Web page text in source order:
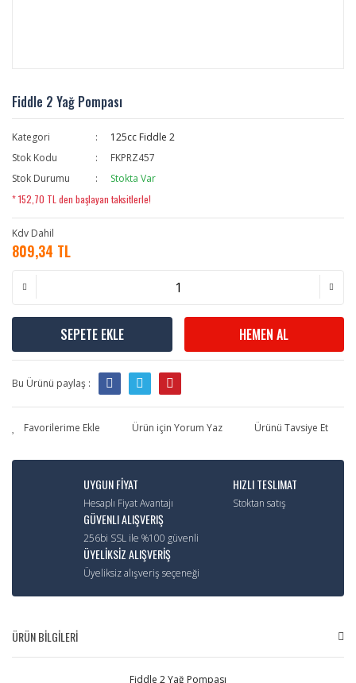
Fiddle 2 Yağ Pompası
Kategori
125cc Fiddle 2
Stok Kodu
FKPRZ457
Stok Durumu
Stokta Var
* 152,70 TL den başlayan taksitlerle!
Kdv Dahil
809,34 TL
SEPETE EKLE HEMEN AL
Bu Ürünü paylaş :
Ürün için Yorum Yaz Ürünü Tavsiye Et
UYGUN FİYAT
Hesaplı Fiyat Avantajı
HIZLI TESLIMAT
Stoktan satış
GÜVENLI ALIŞVERIŞ
256bi SSL ile %100 güvenli
ÜYELİKSİZ ALIŞVERİŞ
Üyeliksiz alışveriş seçeneği
ÜRÜN BİLGİLERİ
Fiddle 2 Yağ Pompası